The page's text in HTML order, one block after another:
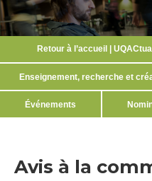
Retour à l’accueil |
Enseignement, recherche et
Événements
Avis à la